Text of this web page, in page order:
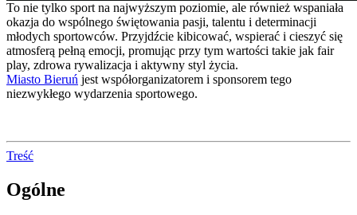
To nie tylko sport na najwyższym poziomie, ale również wspaniała
okazja do wspólnego świętowania pasji, talentu i determinacji
młodych sportowców. Przyjdźcie kibicować, wspierać i cieszyć się
atmosferą pełną emocji, promując przy tym wartości takie jak fair
play, zdrowa rywalizacja i aktywny styl życia.
Miasto Bieruń jest współorganizatorem i sponsorem tego
niezwykłego wydarzenia sportowego.
Treść
Ogólne